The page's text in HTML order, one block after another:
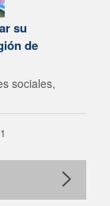
su
de
sociales,